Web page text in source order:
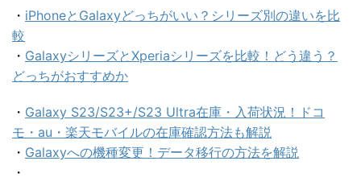
・ iPhoneとGalaxyどっちがいい？シリーズ別の違いを比
較
・ GalaxyシリーズとXperiaシリーズを比較！どう違う？
どっちがおすすめか
・ Galaxy S23/S23+/S23 Ultra在庫・入荷状況！ドコ
モ・au・楽天モバイルの在庫確認方法も解説
・ Galaxyへの機種変更！データ移行の方法を解説
・